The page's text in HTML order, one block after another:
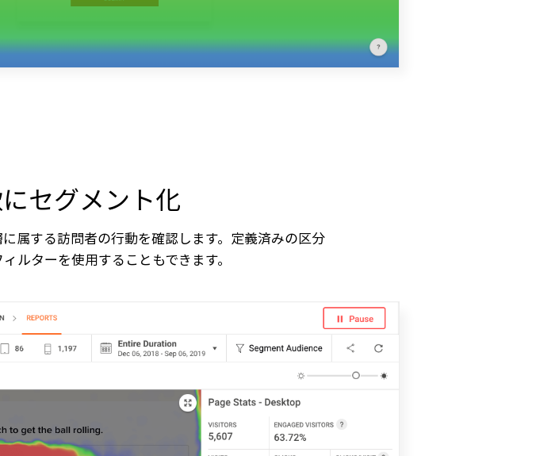
セグメント化
属する訪問者の行動を確認します。定義済みの区分
ルターを使用することもできます。